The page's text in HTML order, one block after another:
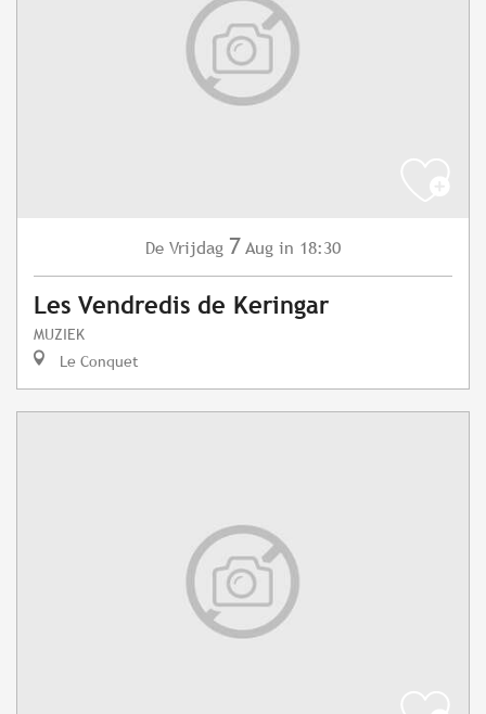
De Vrijdag 7 Aug in 18:30
Les Vendredis de Keringar
MUZIEK
Le Conquet